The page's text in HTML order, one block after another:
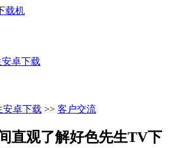
载机
卓下载
安卓下载 >> 客户交流
直观了解好色先生TV下